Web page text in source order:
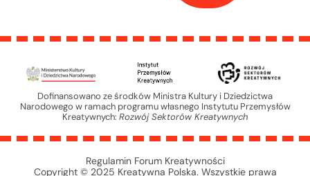
Dofinansowano ze środków Ministra Kultury i Dziedzictwa
Narodowego w ramach programu własnego Instytutu Przemysłów
Kreatywnych: Rozwój Sektorów Kreatywnych
Regulamin Forum Kreatywności
Copyright © 2025 Kreatywna Polska. Wszystkie prawa